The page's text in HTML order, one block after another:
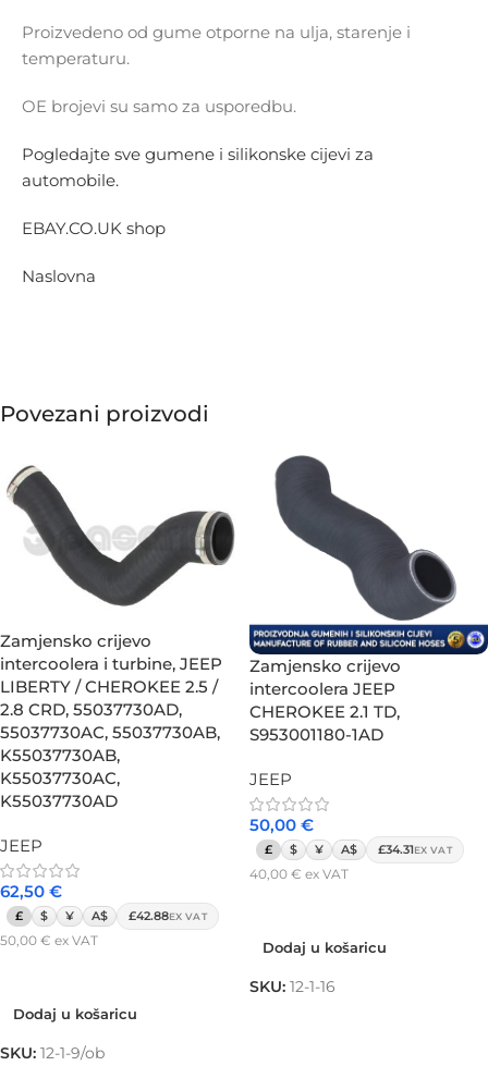
Proizvedeno od gume otporne na ulja, starenje i
temperaturu.
OE brojevi su samo za usporedbu.
Pogledajte sve gumene i silikonske cijevi za
automobile.
EBAY.CO.UK shop
Naslovna
Povezani proizvodi
Zamjensko crijevo
intercoolera i turbine, JEEP
LIBERTY / CHEROKEE 2.5 /
2.8 CRD, 55037730AD,
55037730AC, 55037730AB,
K55037730AB,
K55037730AC,
K55037730AD
JEEP
62,50 €
£ $ ¥ A$ £42.88EX VAT
50,00 € ex VAT
Dodaj u košaricu
SKU: 12-1-9/ob
Zamjensko crijevo
intercoolera JEEP
CHEROKEE 2.1 TD,
S953001180-1AD
JEEP
50,00 €
£ $ ¥ A$ £34.31EX VAT
40,00 € ex VAT
Dodaj u košaricu
SKU: 12-1-16